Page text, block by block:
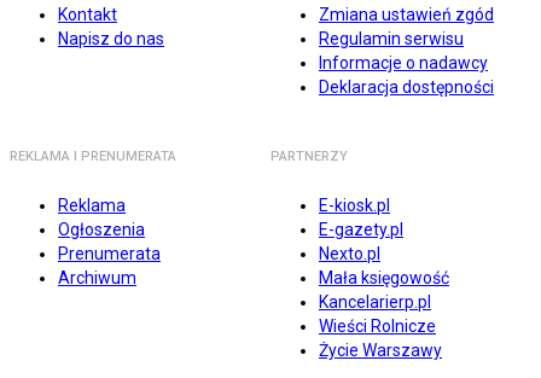
Kontakt
Napisz do nas
Zmiana ustawień zgód
Regulamin serwisu
Informacje o nadawcy
Deklaracja dostępności
REKLAMA I PRENUMERATA
Reklama
Ogłoszenia
Prenumerata
Archiwum
PARTNERZY
E-kiosk.pl
E-gazety.pl
Nexto.pl
Mała księgowość
Kancelarierp.pl
Wieści Rolnicze
Życie Warszawy